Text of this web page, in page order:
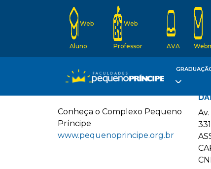
Web
Aluno
Web
Professor AVA
Conheça o Complexo Pequeno
Príncipe
www.pequenoprincipe.org.br